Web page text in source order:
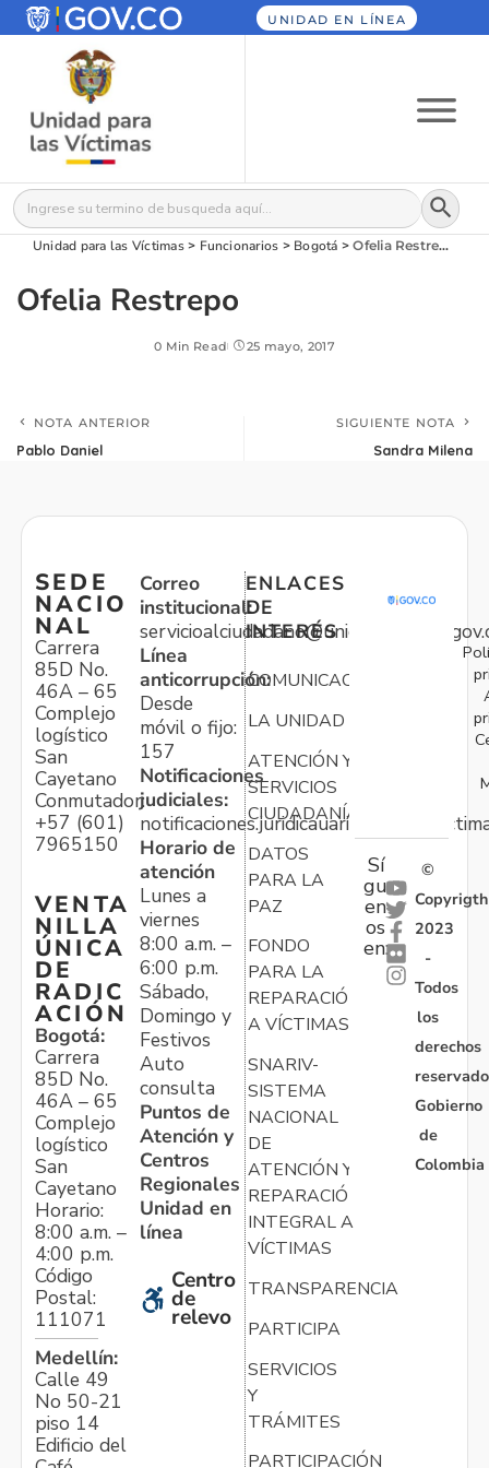
UNIDAD EN LÍNEA
Buscar: Botón
Unidad para las Víctimas> Funcionarios > Bogotá >Ofelia Restrepo
Ofelia Restrepo
0 Min Read 25 mayo, 2017
NOTA ANTERIOR
Pablo Daniel
SIGUIENTE NOTA
Sandra Milena
SEDE
NACIO
NAL
Carrera
85D No.
46A – 65
Complejo
logístico
San
Cayetano
Conmutador:
+57 (601)
7965150
VENTA
NILLA
ÚNICA
DE
RADIC
ACIÓN
Bogotá:
Carrera
85D No.
46A – 65
Complejo
logístico
San
Cayetano
Horario:
8:00 a.m. –
4:00 p.m.
Código
Postal:
111071
Medellín:
Calle 49
No 50-21
piso 14
Edificio del
Correo
institucional:
Línea
anticorrupción:
Desde
móvil o fijo:
157
Notificaciones
judiciales:
Horario de
atención
Lunes a
viernes
8:00 a.m. –
6:00 p.m.
Sábado,
Domingo y
Festivos
Auto
consulta
Puntos de
Atención y
Centros
Regionales
Unidad en
línea
Centro
de
relevo
ENLACES
DE
INTERÉS
COMUNICACIONES
LA UNIDAD
ATENCIÓN Y
SERVICIOS
CIUDADANÍA
DATOS
PARA LA
PAZ
FONDO
PARA LA
REPARACIÓN
A VÍCTIMAS
SNARIV-
SISTEMA
NACIONAL
DE
ATENCIÓN Y
REPARACIÓN
INTEGRAL A
VÍCTIMAS
TRANSPARENCIA
PARTICIPA
SERVICIOS
Y
TRÁMITES
PARTICIPACIÓN
Sí
gu
en
os
en:
©
Copyrigth
2023
-
Todos
los
derechos
Gobierno
de
Colombia